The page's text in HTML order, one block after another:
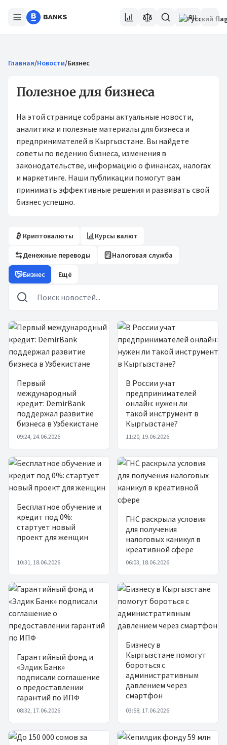
RU
Главная/Новости/Бизнес
Полезное для бизнеса
На этой странице собраны актуальные новости,
аналитика и полезные материалы для бизнеса и
предпринимателей в Кыргызстане. Вы найдете
советы по ведению бизнеса, изменения в
законодательстве, информацию о финансах, налогах
и маркетинге. Наши публикации помогут вам
принимать эффективные решения и развивать свой
бизнес успешно.
Криптовалюты Курсы валют
Денежные переводы Налоговая служба
Бизнес Ещё
Новости
Первый
международный
кредит: DemirBank
поддержал развитие
бизнеса в Узбекистане
09:24, 24.06.2026
В России учат
предпринимателей
онлайн: нужен ли
такой инструмент в
Кыргызстане?
11:20, 19.06.2026
Бесплатное обучение и
кредит под 0%:
стартует новый
проект для женщин
10:31, 18.06.2026
ГНС раскрыла условия
для получения
налоговых каникул в
креативной сфере
06:03, 18.06.2026
Гарантийный фонд и
«Элдик Банк»
подписали соглашение
о предоставлении
гарантий по ИПФ
08:32, 17.06.2026
Бизнесу в
Кыргызстане помогут
бороться с
административным
давлением через
смартфон
03:58, 17.06.2026